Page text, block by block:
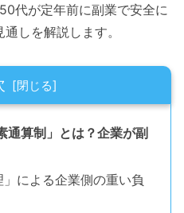
代が定年前に副業で安全に
しを解説します。
算制」とは？企業が副
による企業側の重い負